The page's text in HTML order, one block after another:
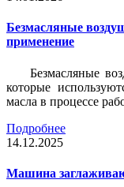
Безмасляные
применение
Безмасляные
которые
масла в процессе
Подробнее
14.12.2025
Машина